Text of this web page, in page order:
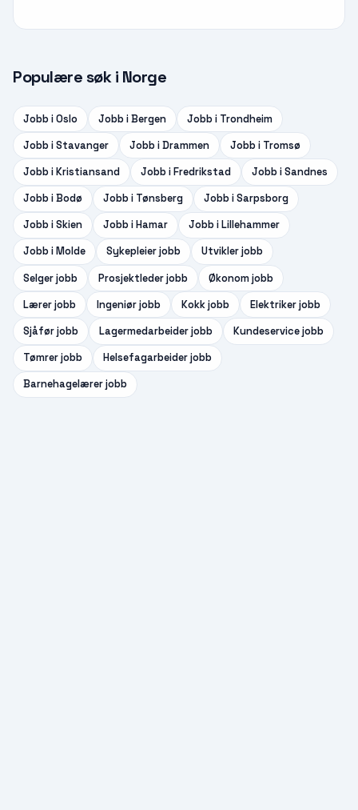
Populære søk i Norge
Jobb iOslo Jobb iBergen Jobb i Trondheim
Jobb iStavanger Jobb iDrammen Jobb i Tromsø
Jobb iKristiansand Jobb iFredrikstad Jobb iSandnes
Jobb iBodø Jobb i Tønsberg Jobb iSarpsborg
Jobb iSkien Jobb iHamar Jobb iLillehammer
Jobb iMolde Sykepleierjobb Utviklerjobb
Selgerjobb Prosjektlederjobb Økonomjobb
Lærerjobb Ingeniørjobb Kokkjobb Elektrikerjobb
Sjåførjobb Lagermedarbeiderjobb Kundeservicejobb
Tømrerjobb Helsefagarbeiderjobb
Barnehagelærerjobb